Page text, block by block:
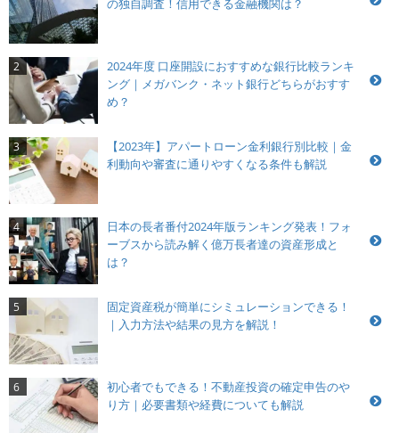
の独自調査！信用できる金融機関は？
2
2024年度 口座開設におすすめな銀行比較ランキ
ング｜メガバンク・ネット銀行どちらがおすす
め？
3
【2023年】アパートローン金利銀行別比較｜金
利動向や審査に通りやすくなる条件も解説
4
日本の長者番付2024年版ランキング発表！フォ
ーブスから読み解く億万長者達の資産形成と
は？
5
固定資産税が簡単にシミュレーションできる！
｜入力方法や結果の見方を解説！
6
初心者でもできる！不動産投資の確定申告のや
り方｜必要書類や経費についても解説